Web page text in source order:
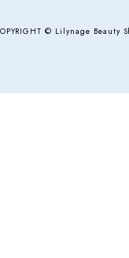
© Lilynage Beauty